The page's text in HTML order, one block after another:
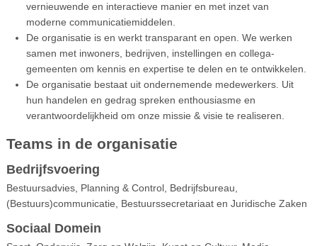
vernieuwende en interactieve manier en met inzet van
moderne communicatiemiddelen.
De organisatie is en werkt transparant en open. We werken
samen met inwoners, bedrijven, instellingen en collega-
gemeenten om kennis en expertise te delen en te ontwikkelen.
De organisatie bestaat uit ondernemende medewerkers. Uit
hun handelen en gedrag spreken enthousiasme en
verantwoordelijkheid om onze missie & visie te realiseren.
Teams in de organisatie
Bedrijfsvoering
Bestuursadvies, Planning & Control, Bedrijfsbureau,
(Bestuurs)communicatie, Bestuurssecretariaat en Juridische Zaken
Sociaal Domein